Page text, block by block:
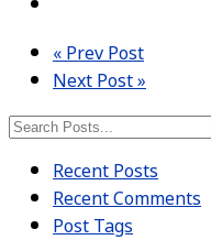
« Prev Post
Next Post »
Recent Posts
Recent Comments
Post Tags